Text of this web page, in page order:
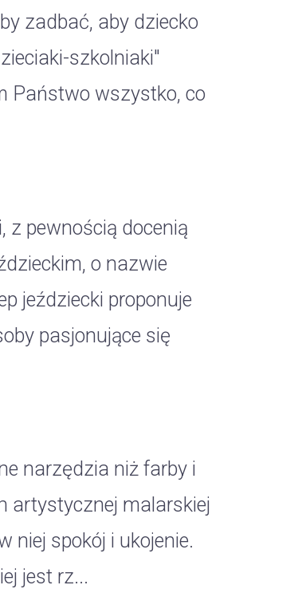
zadbać, aby dziecko
szkolniaki"
Państwo wszystko, co
z pewnością docenią
o nazwie
jeździecki proponuje
pasjonujące się
narzędzia niż farby i
artystycznej malarskiej
niej spokój i ukojenie.
jest rz...